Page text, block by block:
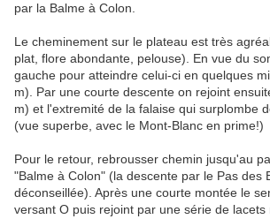
par la Balme à Colon.
Le cheminement sur le plateau est très
plat, flore abondante, pelouse). En vue du
gauche pour atteindre celui-ci en quelques
m). Par une courte descente on rejoint
m) et l'extremité de la falaise qui surplombe
(vue superbe, avec le Mont-Blanc en prime!)
Pour le retour, rebrousser chemin jusqu'au
"Balme à Colon" (la descente par le Pas des
déconseillée). Après une courte montée le
versant O puis rejoint par une série de lacets